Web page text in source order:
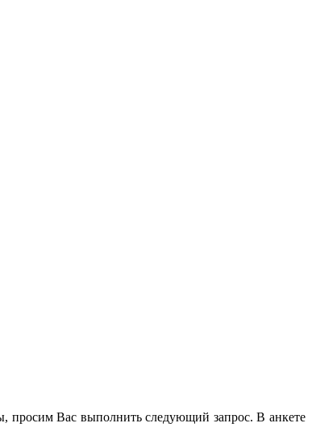
просим Вас выполнить следующий запрос. В анкете